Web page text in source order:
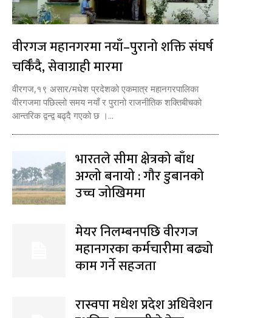
वीरगज महानगरमा नयाँ–पुरानो शक्ति संघर्ष
चर्किँदै, सेवाग्राही मारमा
वीरगज,१९ असार/मधेश प्रदेशको एकमात्र महानगरपालिका
वीरगजमा पछिल्लो समय नयाँ र पुरानो राजनीतिक शक्तिबीचको
आन्तरिक द्वन्द्व बढ्दै गएको छ ।...
भारतले सीमा क्षेत्रको बाँध
अग्लो बनायो : गौर डुबानको
उच्च जोखिममा
मेयर निलम्बनपछि वीरगज
महानगरका कर्मचारीमा बढ्यो
काम गर्ने सहजता
रास्वपा मधेश प्रदेश अधिवेशन